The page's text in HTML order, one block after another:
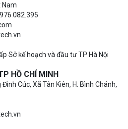
Nam
Sở kế hoạch và đầu tư TP Hà Nội
HỒ CHÍ MINH
Cúc, Xã Tân Kiên, H. Bình Chánh,